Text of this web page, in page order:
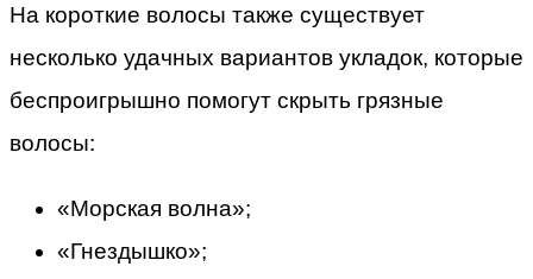
На короткие волосы также существует
несколько удачных вариантов укладок, которые
беспроигрышно помогут скрыть грязные
волосы:
«Морская волна»;
«Гнездышко»;